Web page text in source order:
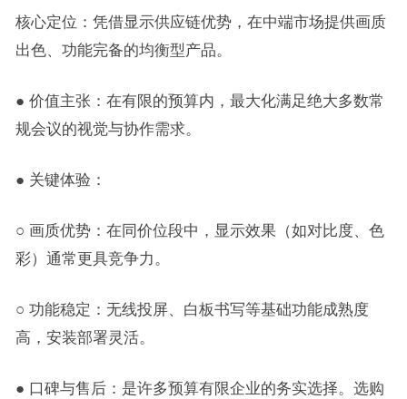
核心定位：凭借显示供应链优势，在中端市场提供画质
出色、功能完备的均衡型产品。
● 价值主张：在有限的预算内，最大化满足绝大多数常
规会议的视觉与协作需求。
● 关键体验：
○ 画质优势：在同价位段中，显示效果（如对比度、色
彩）通常更具竞争力。
○ 功能稳定：无线投屏、白板书写等基础功能成熟度
高，安装部署灵活。
● 口碑与售后：是许多预算有限企业的务实选择。选购